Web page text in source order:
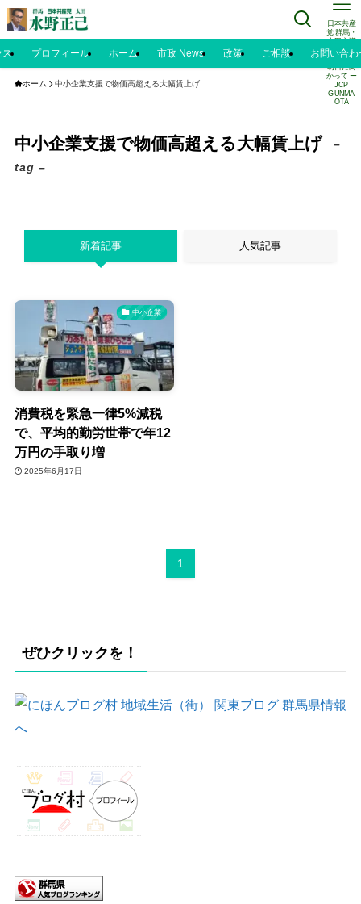
日本共産
党 群馬・
太田市議
水野正己
のブログ |
明日に向
かって ー
JCP
GUNMA
OTA
ス プロフィール ホーム 市政 News 政策 ご相談 お問い合わ
ホーム 中小企業支援で物価高超える大幅賃上げ
中小企業支援で物価高超える大幅賃上げ
–
tag –
新着記事 人気記事
中小企業
消費税を緊急一律5%減税
で、平均的勤労世帯で年12
万円の手取り増
2025年6月17日
1
ぜひクリックを！